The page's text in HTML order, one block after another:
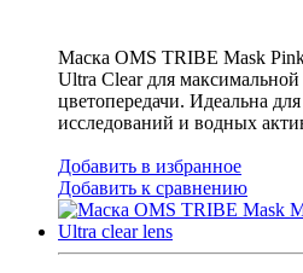
Маска OMS TRIBE Mask
Ultra Clear для максимальной
цветопередачи. Идеальна
исследований и водных
Добавить в избранное
Добавить к сравнению